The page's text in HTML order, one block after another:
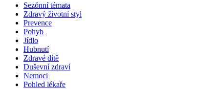
Sezónní témata
Zdravý životní styl
Prevence
Pohyb
Jídlo
Hubnutí
Zdravé dítě
Duševní zdraví
Nemoci
Pohled lékaře